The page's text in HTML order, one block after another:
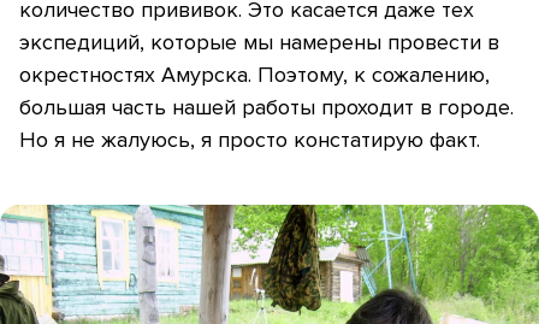
количество прививок. Это касается даже тех
экспедиций, которые мы намерены провести в
окрестностях Амурска. Поэтому, к сожалению,
большая часть нашей работы проходит в городе.
Но я не жалуюсь, я просто констатирую факт.